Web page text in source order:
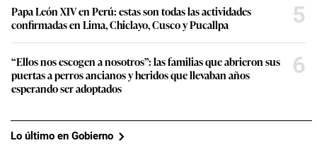
Papa León XIV en Perú: estas son todas las actividades
confirmadas en Lima, Chiclayo, Cusco y Pucallpa
5
“Ellos nos escogen a nosotros”: las familias que abrieron sus
puertas a perros ancianos y heridos que llevaban años
esperando ser adoptados
6
Lo último en Gobierno